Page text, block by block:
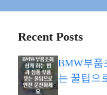
Recent Posts
BMW부품
는 꿀팁으